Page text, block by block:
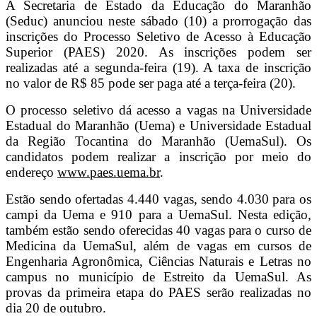
A Secretaria de Estado da Educação do Maranhão
(Seduc) anunciou neste sábado (10) a prorrogação das
inscrições do Processo Seletivo de Acesso à Educação
Superior (PAES) 2020. As inscrições podem ser
realizadas até a segunda-feira (19). A taxa de inscrição
no valor de R$ 85 pode ser paga até a terça-feira (20).
O processo seletivo dá acesso a vagas na Universidade
Estadual do Maranhão (Uema) e Universidade Estadual
da Região Tocantina do Maranhão (UemaSul). Os
candidatos podem realizar a inscrição por meio do
endereço www.paes.uema.br.
Estão sendo ofertadas 4.440 vagas, sendo 4.030 para os
campi da Uema e 910 para a UemaSul. Nesta edição,
também estão sendo oferecidas 40 vagas para o curso de
Medicina da UemaSul, além de vagas em cursos de
Engenharia Agronômica, Ciências Naturais e Letras no
campus no município de Estreito da UemaSul. As
provas da primeira etapa do PAES serão realizadas no
dia 20 de outubro.